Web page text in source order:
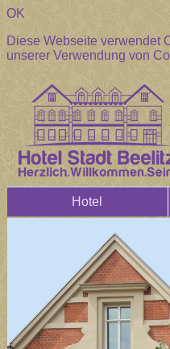
OK
Diese Webseite verwendet
unserer Verwendung von
Hotel